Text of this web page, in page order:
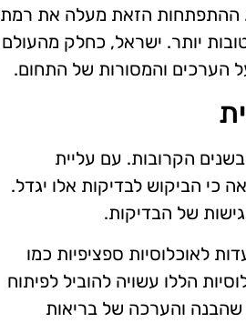
ההתפתחות הזאת מעלה את רמת
יותר. ישראל, כחלק מהעולם
הערכים והמסורות של התחום.
הקרובות. עם עליית
כי הביקוש לבדיקות אלו יגדל.
של הבדיקות.
לאוכלוסיות ספציפיות כמו
הללו עשויה להוביל לפיתוח
שהבנה והערכה של בריאות